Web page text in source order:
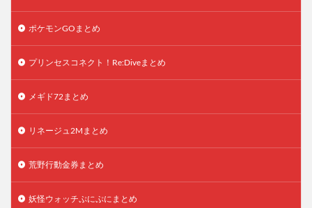
ポケモンGOまとめ
プリンセスコネクト！Re:Diveまとめ
メギド72まとめ
リネージュ2Mまとめ
荒野行動金券まとめ
妖怪ウォッチぷにぷにまとめ